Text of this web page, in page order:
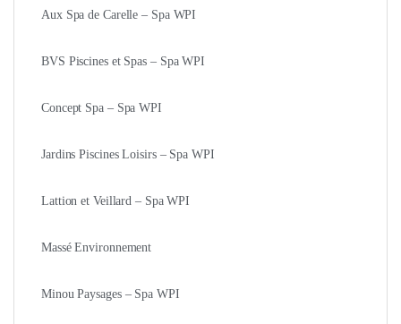
Aux Spa de Carelle – Spa WPI
BVS Piscines et Spas – Spa WPI
Concept Spa – Spa WPI
Jardins Piscines Loisirs – Spa WPI
Lattion et Veillard – Spa WPI
Massé Environnement
Minou Paysages – Spa WPI